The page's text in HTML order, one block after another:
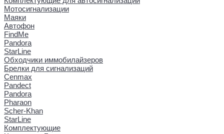
Мотосигнализации
Маяки
Автофон
FindMe
Pandora
StarLine
Обходчики иммобилайзеров
Брелки для сигнализаций
Cenmax
Pandect
Pandora
Pharaon
Scher-Khan
StarLine
Комплектующие